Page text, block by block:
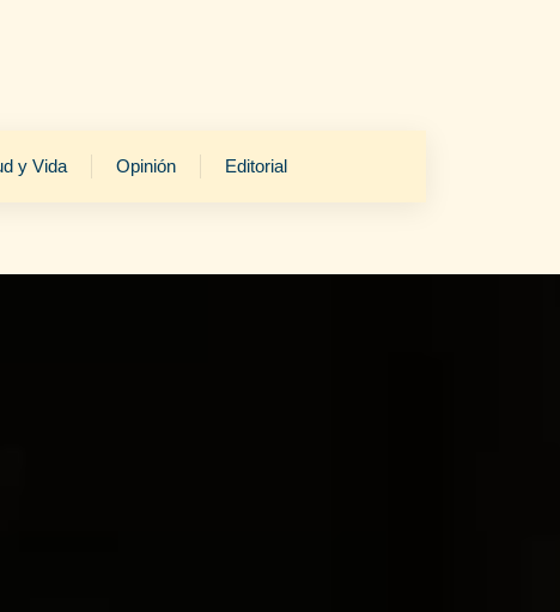
y Vida Opinión Editorial